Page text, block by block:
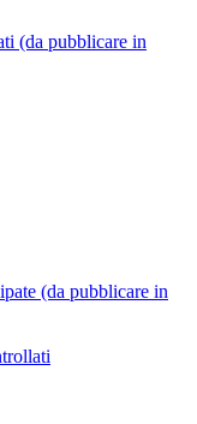
(da pubblicare in
(da pubblicare in